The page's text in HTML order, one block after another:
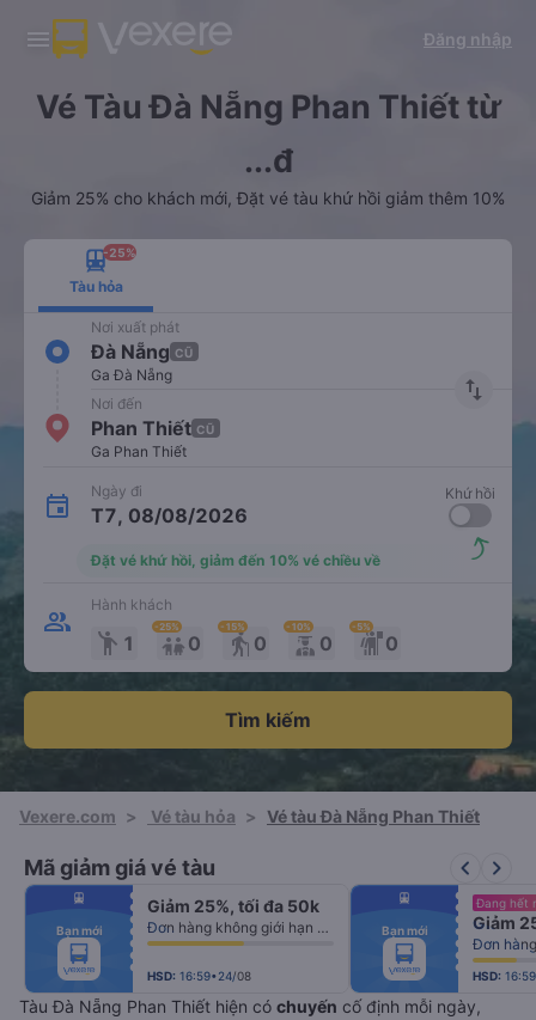
Tải app Vexere ngay!
Nhận ưu đãi thành viên độc
Mở app
Tải app Vexere
-30k/ghế khi đặt vé máy bay qua
Mở app
Đăng nhập
Vé Tàu Đà Nẵng Phan Thiết từ
...đ
Giảm 25% cho khách mới, Đặt vé tàu khứ hồi giảm thêm 10%
Tàu hỏa
-25%
Nơi xuất phát
Đà Nẵng CŨ
Ga Đà Nẵng
import_export
Nơi đến
Phan Thiết CŨ
Ga Phan Thiết
Ngày đi
T7, 08/08/2026
Khứ hồi
Đặt vé khứ hồi, giảm đến 10% vé chiều về
Hành khách
emoji_people 1 0
-25%
elderly 0
-15%
0
-10%
0
-5%
Tìm kiếm
Vexere.com > Vé tàu hỏa > Vé tàu Đà Nẵng Phan Thiết
Mã giảm giá vé tàu keyboard_arrow_left keyboard_arrow_right
fiber_manual_record
fiber_manual_record
fiber_manual_record
fiber_manual_record
fiber_manual_record
fiber_manual_record
fiber_manual_record
Bạn mới
Giảm 25%, tối đa 50k
Đơn hàng không giới hạn số lượng vé
HSD: 16:59•24/08
fiber_manual_record
fiber_manual_record
fiber_manual_record
fiber_manual_record
fiber_manual_record
fiber_manual_record
fiber_manual_record
Bạn mới
Đang hết
Giảm
Đơn
HSD:
Tàu Đà Nẵng Phan Thiết hiện có chuyến cố định mỗi ngày,